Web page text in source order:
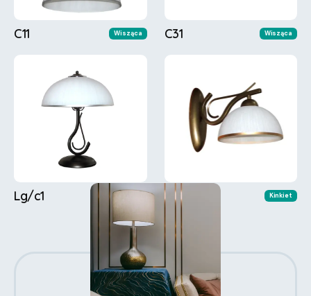
C11 Wisząca C31 Wisząca
Lg/c1 Biurkowa Ck11 Kinkiet